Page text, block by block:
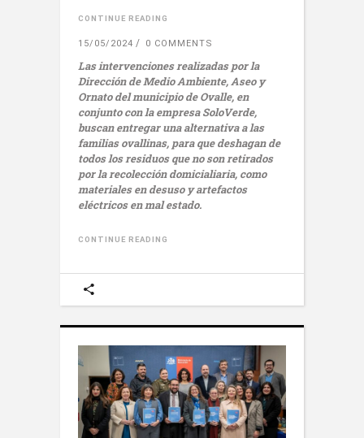
CONTINUE READING
15/05/2024 0 COMMENTS
Las intervenciones realizadas por la
Dirección de Medio Ambiente, Aseo y
Ornato del municipio de Ovalle, en
conjunto con la empresa SoloVerde,
buscan entregar una alternativa a las
familias ovallinas, para que deshagan de
todos los residuos que no son retirados
por la recolección domicialiaria, como
materiales en desuso y artefactos
eléctricos en mal estado.
CONTINUE READING